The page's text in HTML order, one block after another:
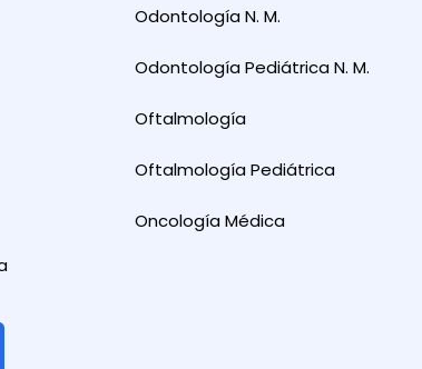
Odontología N. M.
Odontología Pediátrica N. M.
Oftalmología
Oftalmología Pediátrica
Oncología Médica